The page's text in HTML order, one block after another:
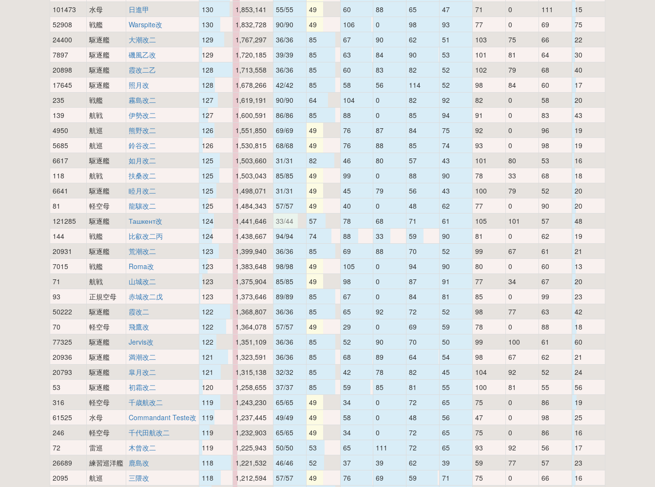
101473
水母 日進甲 130 1,853,141 55/55 49 60 88 65 47 71 0 111
15
52908
戦艦 Warspite改 130 1,832,728 90/90 49 106 0 98 93 77 0 69
75
24400
駆逐艦 大潮改二 129 1,767,297 36/36 85 67 90 62 51 103 75 66
22
7897
駆逐艦 磯風乙改 129 1,720,185 39/39 85 63 84 90 53 101 81 64
30
20898
駆逐艦 霞改二乙 128 1,713,558 36/36 85 60 83 82 52 102 79 68
40
17645
駆逐艦 照月改 128 1,678,266 42/42 85 58 56 114 52 98 84 60
17
235
戦艦 霧島改二 127 1,619,191 90/90 64 104 0 82 92 82 0 58
20
139
航戦 伊勢改二 127 1,600,591 86/86 85 88 0 85 94 91 0 83
43
4950
航巡 熊野改二 126 1,551,850 69/69 49 76 87 84 75 92 0 96
19
5685
航巡 鈴谷改二 126 1,530,815 68/68 49 76 88 85 74 93 0 98
19
6617
駆逐艦 如月改二 125 1,503,660 31/31 82 46 80 57 43 101 80 53
16
118
航戦 扶桑改二 125 1,503,043 85/85 49 99 0 88 90 78 33 68
18
6641
駆逐艦 睦月改二 125 1,498,071 31/31 49 45 79 56 43 100 79 52
20
81
軽空母 龍驤改二 125 1,484,343 57/57 49 40 0 48 62 77 0 90
20
121285
駆逐艦 Ташкент改 124 1,441,646 33/44 57 78 68 71 61 105 101 57
48
144
戦艦 比叡改二丙 124 1,438,667 94/94 74 88 33 59 90 81 0 62
19
20931
駆逐艦 荒潮改二 123 1,399,940 36/36 85 69 88 70 52 99 67 61
21
7015
戦艦 Roma改 123 1,383,648 98/98 49 105 0 94 90 80 0 60
13
71
航戦 山城改二 123 1,375,904 85/85 49 98 0 87 91 77 34 67
20
93
正規空母 赤城改二戊 123 1,373,646 89/89 85 67 0 84 81 85 0 99
23
50222
駆逐艦 霞改二 122 1,368,807 36/36 85 65 92 72 52 98 77 63
42
70
軽空母 飛鷹改 122 1,364,078 57/57 49 29 0 69 59 78 0 88
18
77325
駆逐艦 Jervis改 122 1,351,109 36/36 85 52 90 70 50 99 100 61
60
20936
駆逐艦 満潮改二 121 1,323,591 36/36 85 68 89 64 54 98 67 62
21
20793
駆逐艦 皐月改二 121 1,315,138 32/32 85 42 78 82 45 104 92 52
24
53
駆逐艦 初霜改二 120 1,258,655 37/37 85 59 85 81 55 100 81 55
56
316
軽空母 千歳航改二 119 1,243,230 65/65 49 34 0 72 65 75 0 86
19
61525
水母 Commandant Teste改 119 1,237,445 49/49 49 58 0 48 56 47 0 98
25
246
軽空母 千代田航改二 119 1,232,903 65/65 49 34 0 72 65 75 0 86
16
72
雷巡 木曾改二 119 1,225,943 50/50 53 65 111 72 65 93 92 56
17
26689
練習巡洋艦 鹿島改 118 1,221,532 46/46 52 37 39 62 39 59 77 57
23
2095
航巡 三隈改 118 1,212,594 57/57 49 76 69 59 71 75 0 66 16